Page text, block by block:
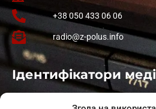
+38 050 433 06 06
radio@z-polus.info
Ідентифікатори